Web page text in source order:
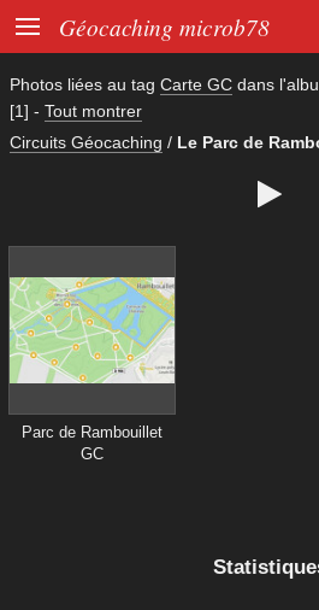
 Géocaching microb78
Photos liées au tag Carte GC dans
[1] - Tout montrer
Circuits Géocaching / Le Parc de

Parc de Rambouillet
GC